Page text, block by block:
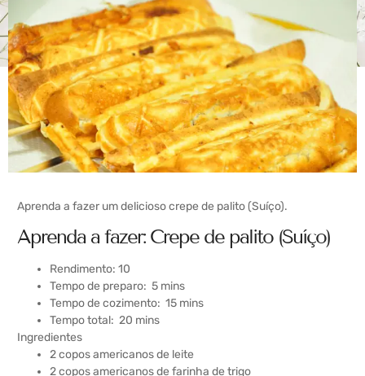
Aprenda a fazer um delicioso crepe de palito (Suíço).
Aprenda a fazer: Crepe de palito (Suíço)
Rendimento: 10
Tempo de preparo: 5 mins
Tempo de cozimento: 15 mins
Tempo total: 20 mins
Ingredientes
2 copos americanos de leite
2 copos americanos de farinha de trigo